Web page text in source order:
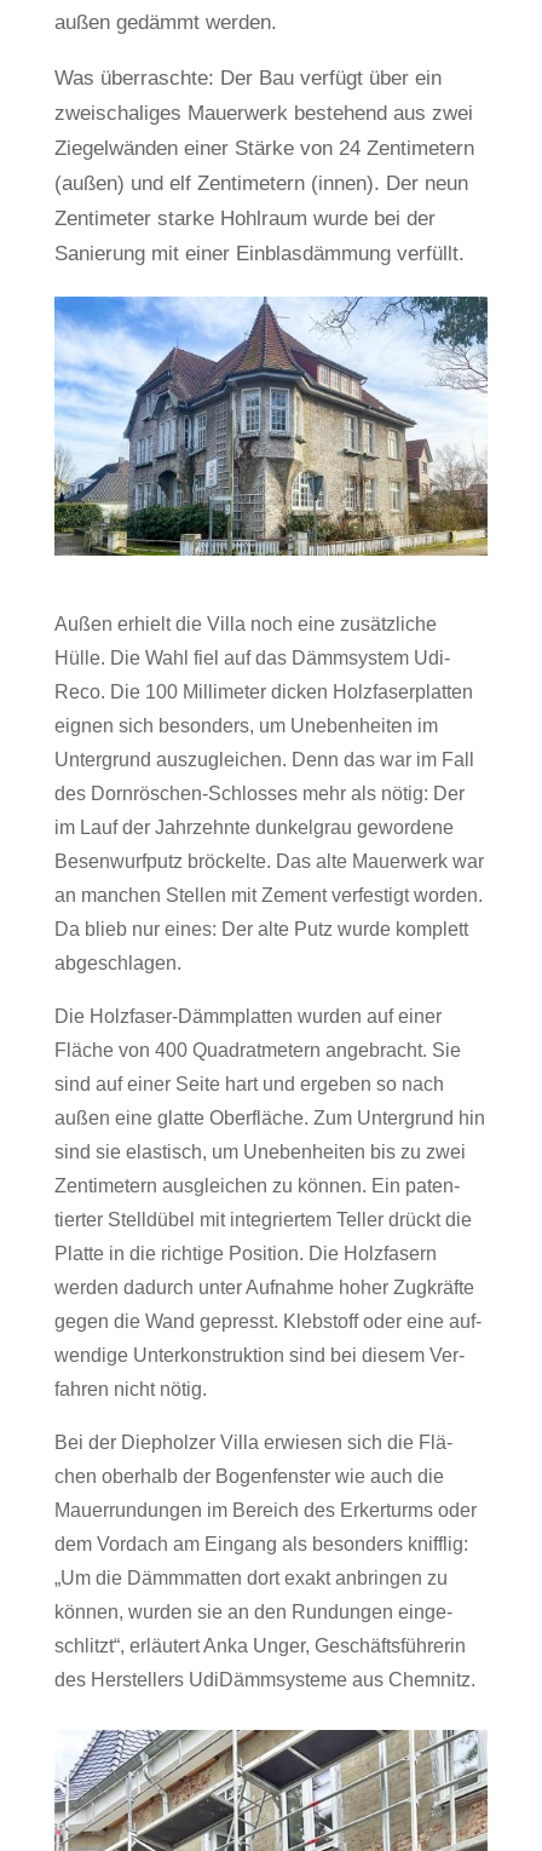
außen gedämmt werden.
Was über­raschte: Der Bau ver­fügt über ein
zwei­scha­liges Mau­er­werk bestehend aus zwei
Zie­gel­wänden einer Stärke von 24 Zen­ti­me­tern
(außen) und elf Zen­ti­me­tern (innen). Der neun
Zen­ti­meter starke Hohl­raum wurde bei der
Sanie­rung mit einer Ein­blas­däm­mung verfüllt.
Außen erhielt die Villa noch eine zusätz­liche
Hülle. Die Wahl fiel auf das Dämm­system Udi­
Reco. Die 100 Mil­li­meter dicken Holz­fa­ser­platten
eignen sich beson­ders, um Uneben­heiten im
Unter­grund aus­zu­glei­chen. Denn das war im Fall
des Dorn­rös­chen-Schlosses mehr als nötig: Der
im Lauf der Jahr­zehnte dun­kel­grau gewor­dene
Besen­wurf­putz brö­ckelte. Das alte Mau­er­werk war
an man­chen Stellen mit Zement ver­fes­tigt worden.
Da blieb nur eines: Der alte Putz wurde kom­plett
abgeschlagen.
Die Holz­faser-Dämm­platten wurden auf einer
Fläche von 400 Qua­drat­me­tern ange­bracht. Sie
sind auf einer Seite hart und ergeben so nach
außen eine glatte Ober­fläche. Zum Unter­grund hin
sind sie elas­tisch, um Uneben­heiten bis zu zwei
Zen­ti­me­tern aus­glei­chen zu können. Ein paten­
tierter Stell­dübel mit inte­griertem Teller drückt die
Platte in die rich­tige Posi­tion. Die Holz­fa­sern
werden dadurch unter Auf­nahme hoher Zug­kräfte
gegen die Wand gepresst. Kleb­stoff oder eine auf­
wen­dige Unter­kon­struk­tion sind bei diesem Ver­
fahren nicht nötig.
Bei der Diep­holzer Villa erwiesen sich die Flä­
chen ober­halb der Bogen­fenster wie auch die
Mau­er­run­dungen im Bereich des Erker­turms oder
dem Vor­dach am Ein­gang als beson­ders knifflig:
„Um die Dämm­matten dort exakt anbringen zu
können, wurden sie an den Run­dungen ein­ge­
schlitzt“, erläu­tert Anka Unger, Geschäfts­füh­rerin
des Her­stel­lers Udi­Dämm­sys­teme aus Chemnitz.